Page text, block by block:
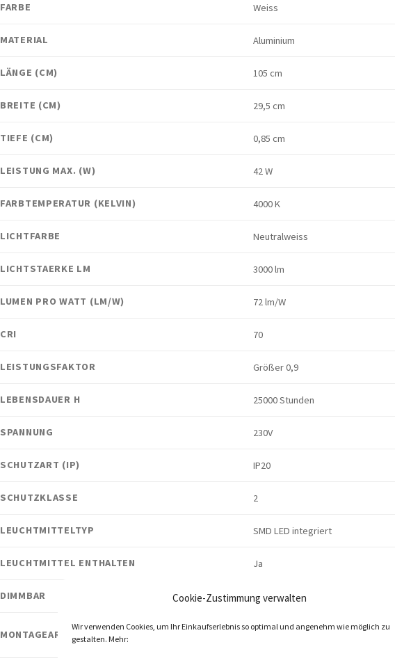
Cookie-Zustimmung verwalten
Wir verwenden Cookies, um Ihr Einkaufserlebnis so optimal und angenehm wie möglich zu
gestalten. Mehr:
FARBE Weiss
MATERIAL Aluminium
LÄNGE (CM) 105 cm
BREITE (CM) 29,5 cm
TIEFE (CM) 0,85 cm
LEISTUNG MAX. (W) 42 W
FARBTEMPERATUR (KELVIN) 4000 K
LICHTFARBE Neutralweiss
LICHTSTAERKE LM 3000 lm
LUMEN PRO WATT (LM/W) 72 lm/W
CRI 70
LEISTUNGSFAKTOR Größer 0,9
LEBENSDAUER H 25000 Stunden
SPANNUNG 230V
SCHUTZART (IP) IP20
SCHUTZKLASSE 2
LEUCHTMITTELTYP SMD LED integriert
LEUCHTMITTEL ENTHALTEN Ja
DIMMBAR Nein
MONTAGEART
Pendelmontage mit 4